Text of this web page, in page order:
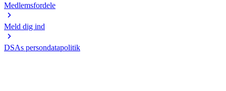
Medlemsfordele
Meld dig ind
DSAs persondatapolitik